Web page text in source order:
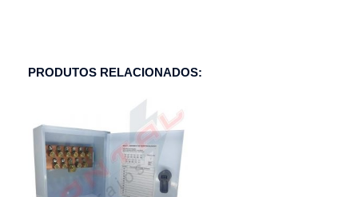
PRODUTOS RELACIONADOS: